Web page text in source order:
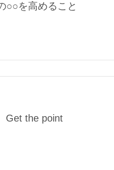
を高めること
Get the point